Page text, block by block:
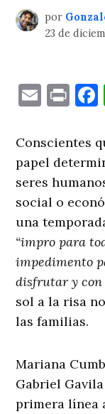
por
23 de
Email
Conscientes
papel
seres
social o
una
“impro para
impedimento
disfrutar y
sol a la risa
las familias.
Mariana
Gabriel
primera línea